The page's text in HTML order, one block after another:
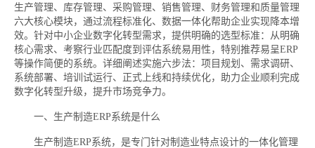
生产管理、库存管理、采购管理、销售管理、财务管理和质量管理
六大核心模块，通过流程标准化、数据一体化帮助企业实现降本增
效。针对中小企业数字化转型需求，提供明确的选型标准：从明确
核心需求、考察行业匹配度到评估系统易用性，特别推荐易呈ERP
等操作简便的系统。详细阐述实施六步法：项目规划、需求调研、
系统部署、培训试运行、正式上线和持续优化，助力企业顺利完成
数字化转型升级，提升市场竞争力。
一、生产制造ERP系统是什么
生产制造ERP系统，是专门针对制造业特点设计的一体化管理